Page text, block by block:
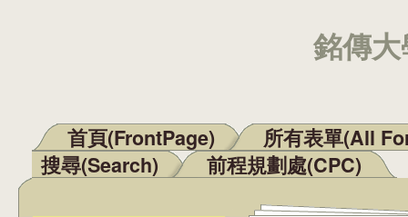
銘傳
Main menu
首頁(FrontPage)
所有表單(All
搜尋(Search)
前程規劃處(CPC)